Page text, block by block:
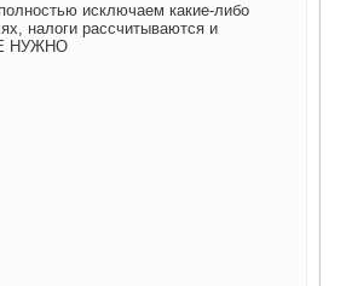
исключаем какие-либо
налоги рассчитываются и
НУЖНО